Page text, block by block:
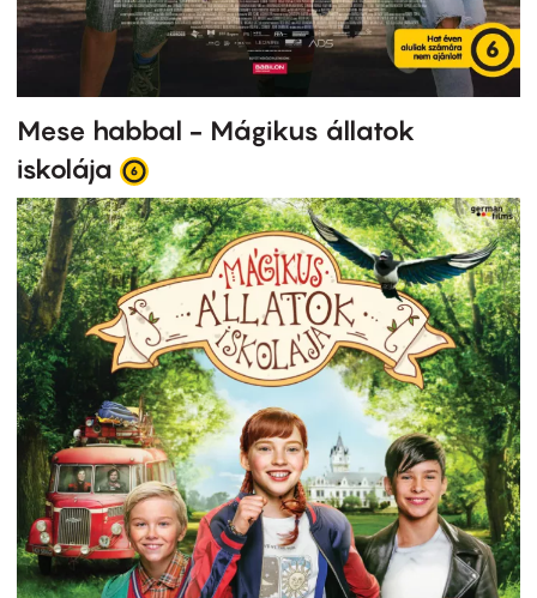
Mese habbal - Mágikus állatok
iskolája